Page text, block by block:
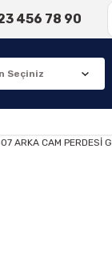
456 78 90